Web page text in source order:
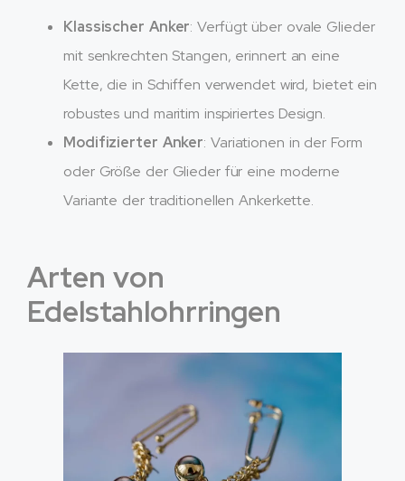
Klassischer Anker: Verfügt über ovale Glieder
mit senkrechten Stangen, erinnert an eine
Kette, die in Schiffen verwendet wird, bietet ein
robustes und maritim inspiriertes Design.
Modifizierter Anker: Variationen in der Form
oder Größe der Glieder für eine moderne
Variante der traditionellen Ankerkette.
Arten von
Edelstahlohrringen